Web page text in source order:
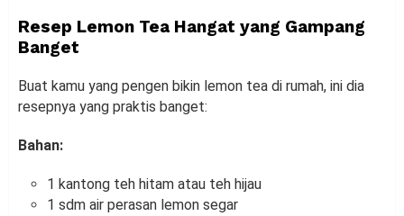
Resep Lemon Tea Hangat yang Gampang
Banget
Buat kamu yang pengen bikin lemon tea di rumah, ini dia
resepnya yang praktis banget:
Bahan:
1 kantong teh hitam atau teh hijau
1 sdm air perasan lemon segar